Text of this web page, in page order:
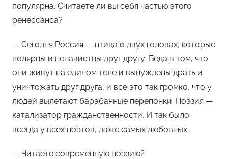
популярна. Считаете ли вы себя частью этого
ренессанса?
— Сегодня Россия — птица о двух головах, которые
полярны и ненавистны друг другу. Беда в том, что
они живут на едином теле и вынуждены драть и
уничтожать друг друга, и все это так громко, что у
людей вылетают барабанные перепонки. Поэзия —
катализатор гражданственности. И так было
всегда у всех поэтов, даже самых любовных.
— Читаете современную поэзию?